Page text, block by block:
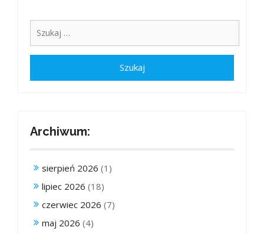
Archiwum:
sierpień 2026 (1)
lipiec 2026 (18)
czerwiec 2026 (7)
maj 2026 (4)